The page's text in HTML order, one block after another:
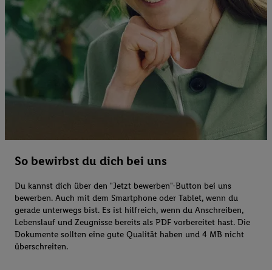
So bewirbst du dich bei uns
Du kannst dich über den "Jetzt bewerben"-Button bei uns
bewerben. Auch mit dem Smartphone oder Tablet, wenn du
gerade unterwegs bist. Es ist hilfreich, wenn du Anschreiben,
Lebenslauf und Zeugnisse bereits als PDF vorbereitet hast. Die
Dokumente sollten eine gute Qualität haben und 4 MB nicht
überschreiten.